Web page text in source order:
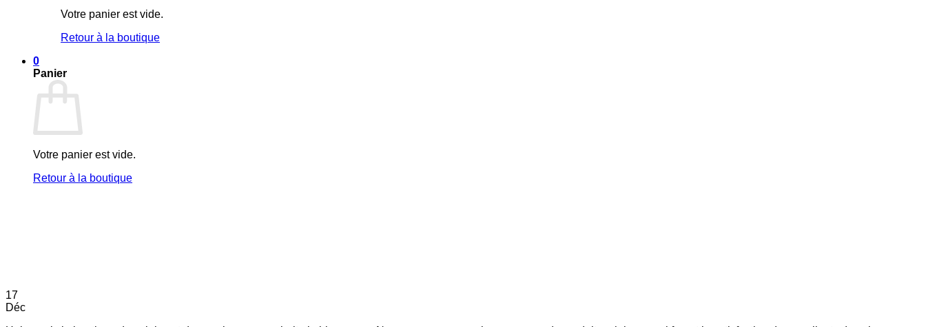
Votre panier est vide.
Retour à la boutique
0
Panier
Votre panier est vide.
Retour à la boutique
17
Déc